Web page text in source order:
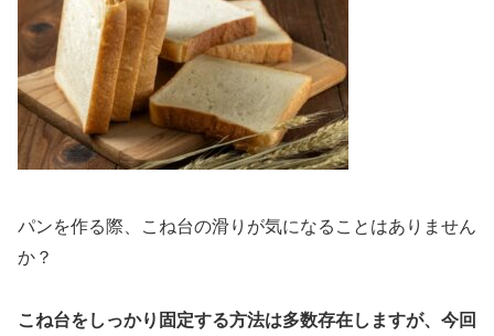
パンを作る際、こね台の滑りが気になることはありません
か？
こね台をしっかり固定する方法は多数存在しますが、今回